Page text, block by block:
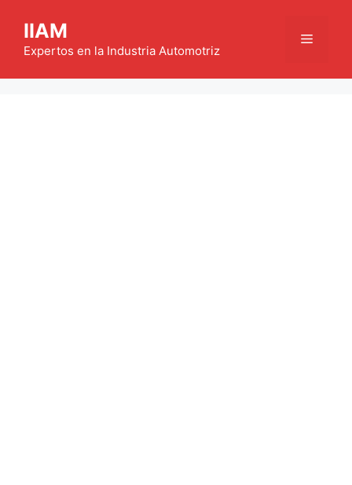
contenido
IIAM
Expertos en la Industria Automotriz
Menú